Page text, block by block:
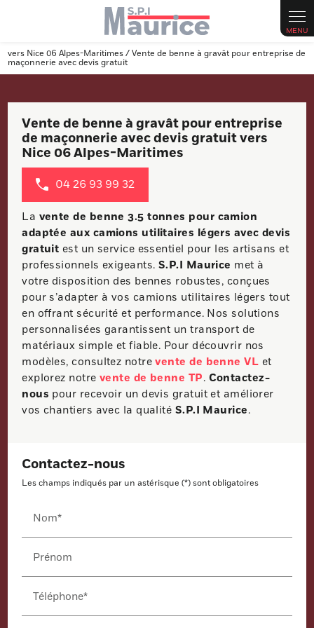
vers Nice 06 Alpes-Maritimes / Vente de benne à gravât pour entreprise de
maçonnerie avec devis gratuit
Vente de benne à gravât pour entreprise
de maçonnerie avec devis gratuit vers
Nice 06 Alpes-Maritimes
04 26 93 99 32
La vente de benne 3.5 tonnes pour camion
adaptée aux camions utilitaires légers avec devis
gratuit est un service essentiel pour les artisans et
professionnels exigeants. S.P.I Maurice met à
votre disposition des bennes robustes, conçues
pour s’adapter à vos camions utilitaires légers tout
en offrant sécurité et performance. Nos solutions
personnalisées garantissent un transport de
matériaux simple et fiable. Pour découvrir nos
modèles, consultez notrevente de benne VL et
explorez notre vente de benne TP. Contactez-
nous pour recevoir un devis gratuit et améliorer
vos chantiers avec la qualité S.P.I Maurice.
Contactez-nous
Les champs indiqués par un astérisque (*) sont obligatoires
Nom*
Prénom
Téléphone*
Panneau de gestion des cookies